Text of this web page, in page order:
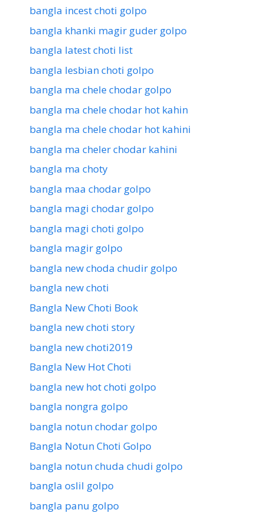
bangla incest choti golpo
bangla khanki magir guder golpo
bangla latest choti list
bangla lesbian choti golpo
bangla ma chele chodar golpo
bangla ma chele chodar hot kahin
bangla ma chele chodar hot kahini
bangla ma cheler chodar kahini
bangla ma choty
bangla maa chodar golpo
bangla magi chodar golpo
bangla magi choti golpo
bangla magir golpo
bangla new choda chudir golpo
bangla new choti
Bangla New Choti Book
bangla new choti story
bangla new choti2019
Bangla New Hot Choti
bangla new hot choti golpo
bangla nongra golpo
bangla notun chodar golpo
Bangla Notun Choti Golpo
bangla notun chuda chudi golpo
bangla oslil golpo
bangla panu golpo